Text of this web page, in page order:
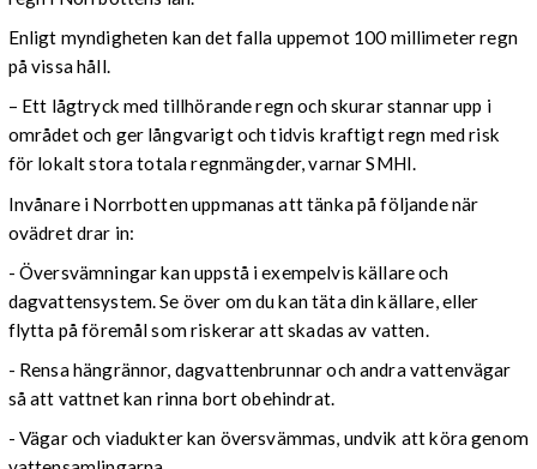
Enligt myndigheten kan det falla uppemot 100 millimeter regn
på vissa håll.
– Ett lågtryck med tillhörande regn och skurar stannar upp i
området och ger långvarigt och tidvis kraftigt regn med risk
för lokalt stora totala regnmängder, varnar SMHI.
Invånare i Norrbotten uppmanas att tänka på följande när
ovädret drar in:
- Översvämningar kan uppstå i exempelvis källare och
dagvattensystem. Se över om du kan täta din källare, eller
flytta på föremål som riskerar att skadas av vatten.
- Rensa hängrännor, dagvattenbrunnar och andra vattenvägar
så att vattnet kan rinna bort obehindrat.
- Vägar och viadukter kan översvämmas, undvik att köra genom